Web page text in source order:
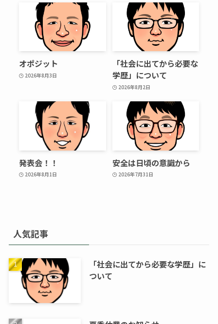
オポジット
2026年8月3日
「社会に出てから必要な
学歴」について
2026年8月2日
発表会！！
2026年8月1日
安全は日頃の意識から
2026年7月31日
人気記事
「社会に出てから必要な学歴」に
ついて